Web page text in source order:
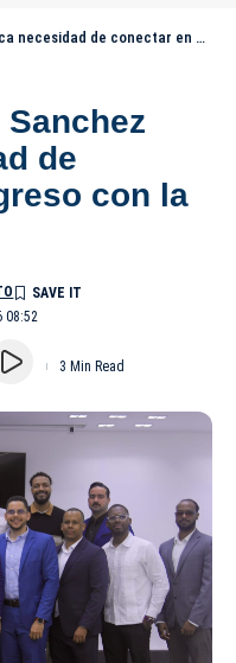
conectar en Congreso con la tecnología
de
con la
08:52
3 Min Read